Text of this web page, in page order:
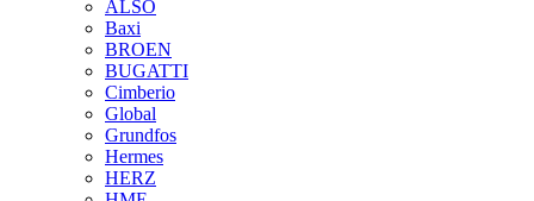
ALSO
Baxi
BROEN
BUGATTI
Cimberio
Global
Grundfos
Hermes
HERZ